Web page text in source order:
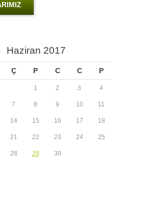
Haziran 2017
Ç P C C P
1 2 3 4
7 8 9 10 11
14 15 16 17 18
21 22 23 24 25
28 29
30